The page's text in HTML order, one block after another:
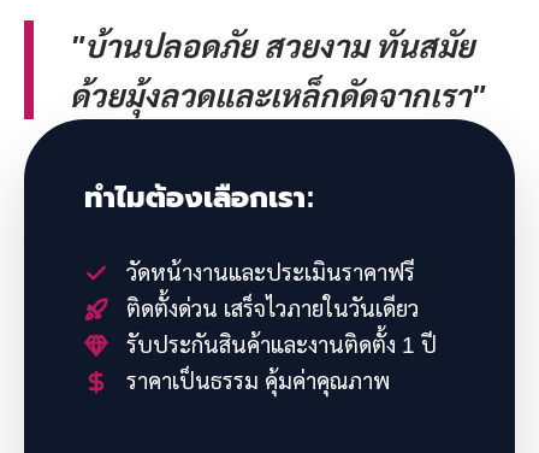
"บ้านปลอดภัย สวยงาม ทันสมัย
ด้วยมุ้งลวดและเหล็กดัดจากเรา"
ทำไมต้องเลือกเรา:
วัดหน้างานและประเมินราคาฟรี
ติดตั้งด่วน เสร็จไวภายในวันเดียว
รับประกันสินค้าและงานติดตั้ง 1 ปี
ราคาเป็นธรรม คุ้มค่าคุณภาพ